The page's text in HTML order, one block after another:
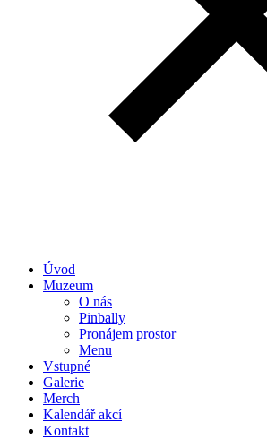
Úvod
Muzeum
O nás
Pinbally
Pronájem prostor
Menu
Vstupné
Galerie
Merch
Kalendář akcí
Kontakt